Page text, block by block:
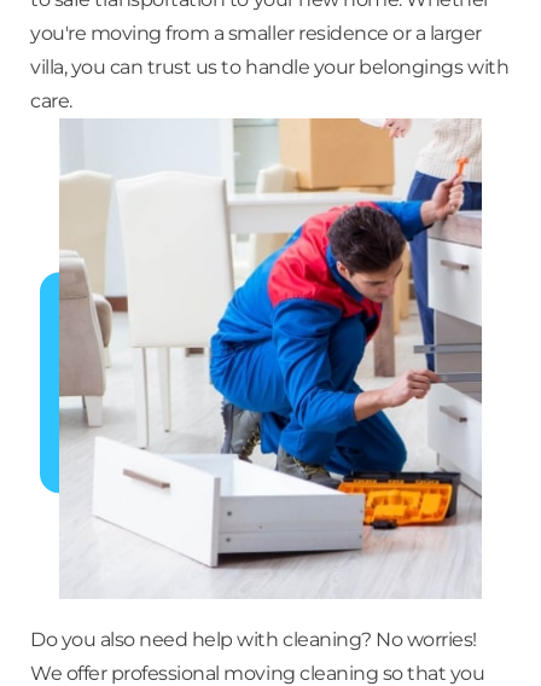
you're moving from a smaller residence or a larger
villa, you can trust us to handle your belongings with
care.
Do you also need help with cleaning? No worries!
We offer professional moving cleaning so that you